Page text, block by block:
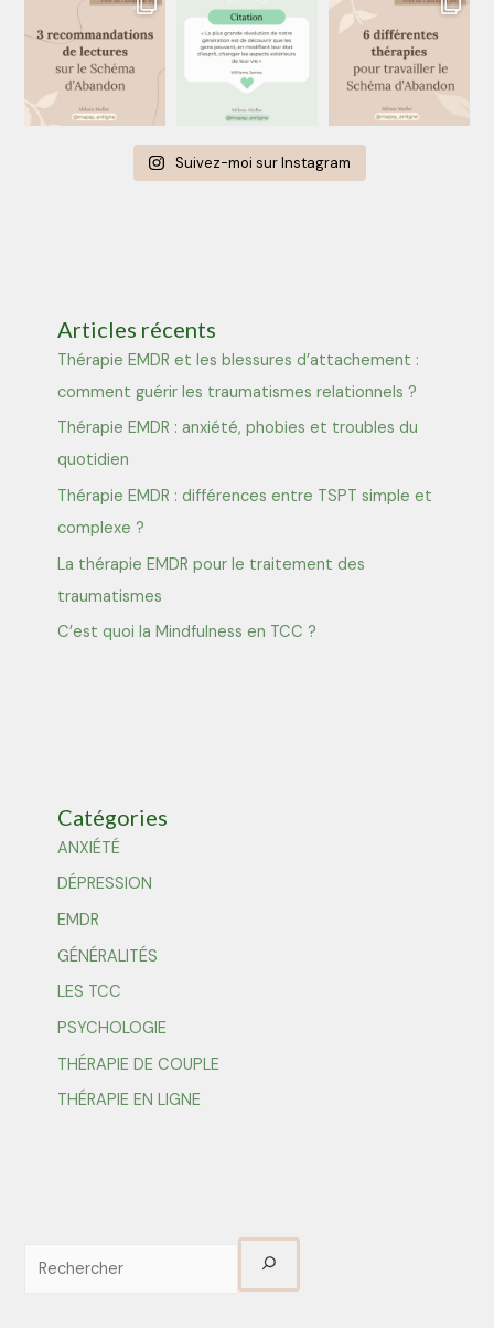
Suivez-moi sur Instagram
Articles récents
Thérapie EMDR et les blessures d’attachement :
comment guérir les traumatismes relationnels ?
Thérapie EMDR : anxiété, phobies et troubles du
quotidien
Thérapie EMDR : différences entre TSPT simple et
complexe ?
La thérapie EMDR pour le traitement des
traumatismes
C’est quoi la Mindfulness en TCC ?
Catégories
ANXIÉTÉ
DÉPRESSION
EMDR
GÉNÉRALITÉS
LES TCC
PSYCHOLOGIE
THÉRAPIE DE COUPLE
THÉRAPIE EN LIGNE